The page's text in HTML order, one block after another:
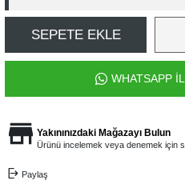
SEPETE EKLE
WHATSAPP
Yakınınızdaki Mağazayı Bulun
Ürünü incelemek veya denemek için
Paylaş